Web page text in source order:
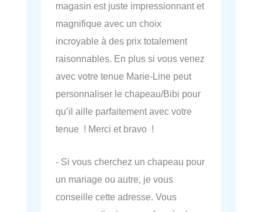
magasin est juste impressionnant et
magnifique avec un choix
incroyable à des prix totalement
raisonnables. En plus si vous venez
avec votre tenue Marie-Line peut
personnaliser le chapeau/Bibi pour
qu’il aille parfaitement avec votre
tenue ! Merci et bravo !
- Si vous cherchez un chapeau pour
un mariage ou autre, je vous
conseille cette adresse. Vous